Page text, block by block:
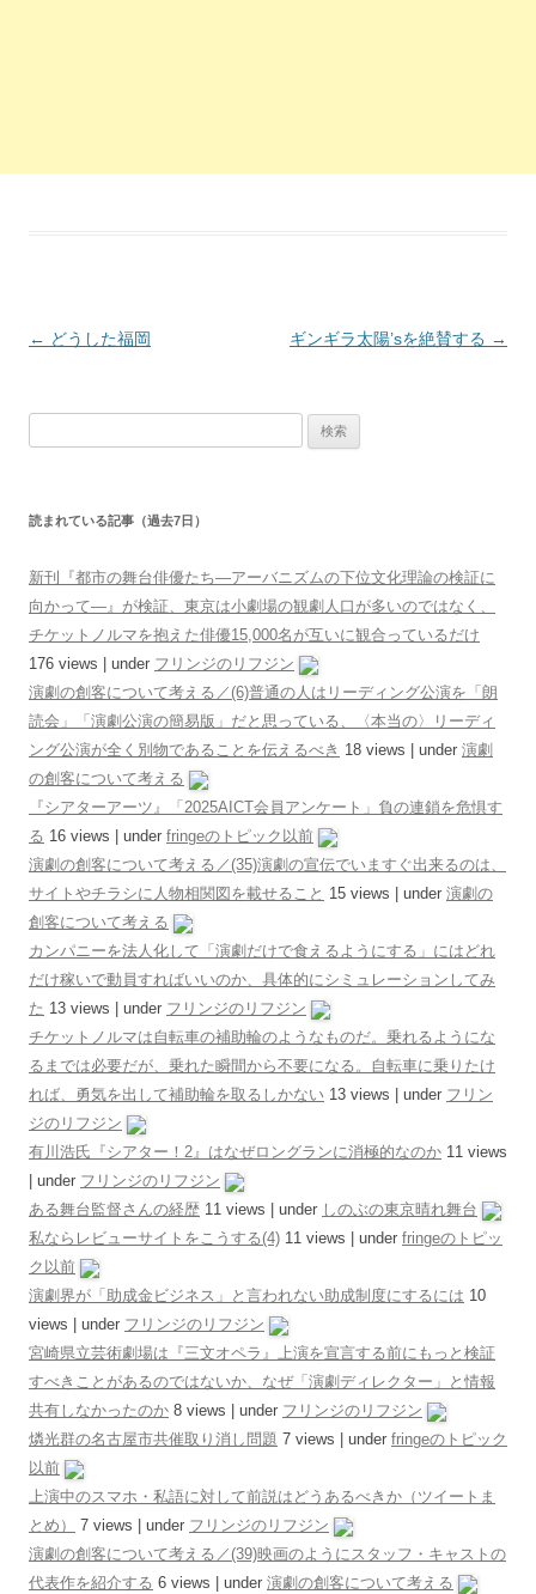
投稿ナビゲーション
← どうした福岡 ギンギラ太陽’sを絶賛する →
読まれている記事（過去7日）
新刊『都市の舞台俳優たち―アーバニズムの下位文化理論の検証に
向かって―』が検証、東京は小劇場の観劇人口が多いのではなく、
チケットノルマを抱えた俳優15,000名が互いに観合っているだけ
176 views
under フリンジのリフジン
演劇の創客について考える／(6)普通の人はリーディング公演を「朗
読会」「演劇公演の簡易版」だと思っている、〈本当の〉リーディ
ング公演が全く別物であることを伝えるべき 18 views under 演劇
の創客について考える
『シアターアーツ』「2025AICT会員アンケート」負の連鎖を危惧す
る 16 views under fringeのトピック以前
演劇の創客について考える／(35)演劇の宣伝でいますぐ出来るのは、
サイトやチラシに人物相関図を載せること 15 views under 演劇の
創客について考える
カンパニーを法人化して「演劇だけで食えるようにする」にはどれ
だけ稼いで動員すればいいのか、具体的にシミュレーションしてみ
た 13 views under フリンジのリフジン
チケットノルマは自転車の補助輪のようなものだ。乗れるようにな
るまでは必要だが、乗れた瞬間から不要になる。自転車に乗りたけ
れば、勇気を出して補助輪を取るしかない 13 views under フリン
ジのリフジン
有川浩氏『シアター！2』はなぜロングランに消極的なのか 11 views
under フリンジのリフジン
ある舞台監督さんの経歴 11 views under しのぶの東京晴れ舞台
私ならレビューサイトをこうする(4) 11 views under fringeのトピッ
ク以前
演劇界が「助成金ビジネス」と言われない助成制度にするには 10
views
under フリンジのリフジン
宮崎県立芸術劇場は『三文オペラ』上演を宣言する前にもっと検証
すべきことがあるのではないか、なぜ「演劇ディレクター」と情報
共有しなかったのか 8 views under フリンジのリフジン
燐光群の名古屋市共催取り消し問題 7 views under fringeのトピック
以前
上演中のスマホ・私語に対して前説はどうあるべきか（ツイートま
とめ）
7 views under フリンジのリフジン
演劇の創客について考える／(39)映画のようにスタッフ・キャストの
代表作を紹介する 6 views under 演劇の創客について考える